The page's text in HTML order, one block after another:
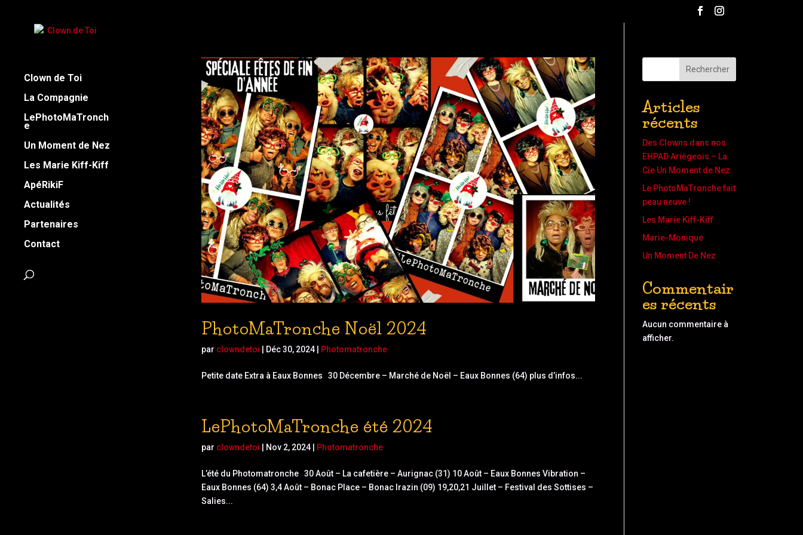
Clown de Toi
La Compagnie
LePhotoMaTronch
e
Un Moment de Nez
Les Marie Kiff-Kiff
ApéRikiF
Actualités
Partenaires
Contact
PhotoMaTronche Noël 2024
par clowndetoi Déc 30, 2024| Photomatronche
Petite date Extra à Eaux Bonnes 30 Décembre – Marché de Noël – Eaux Bonnes (64) plus d’infos...
LePhotoMaTronche été 2024
par clowndetoi Nov 2, 2024| Photomatronche
L’été du Photomatronche 30 Août – La cafetière – Aurignac (31) 10 Août – Eaux Bonnes Vibration –
Eaux Bonnes (64) 3,4 Août – Bonac Place – Bonac Irazin (09) 19,20,21 Juillet – Festival des Sottises –
Salies...
Rechercher
Articles
récents
Des Clowns dans nos
EHPAD Ariègeois – La
Cie Un Moment de Nez
Le PhotoMaTronche fait
peau neuve !
Les Marie Kiff-Kiff
Marie-Monique
Un Moment De Nez
Commentair
es récents
Aucun commentaire à
afficher.